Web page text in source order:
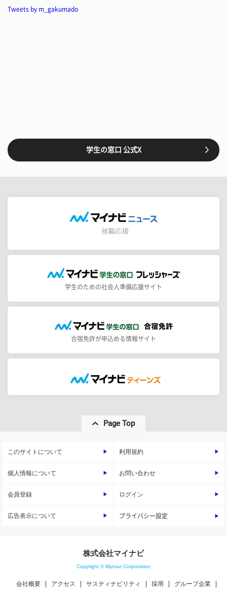
Tweets by m_gakumado
学生の窓口 公式X
学生のための社会人準備応援サイト
合宿免許が申込める情報サイト
Page Top
このサイトについて 利用規約
個人情報について お問い合わせ
会員登録 ログイン
広告表示について プライバシー設定
株式会社マイナビ
Copyright © Mynavi Corporation
会社概要 アクセス サスティナビリティ 採用 グループ企業